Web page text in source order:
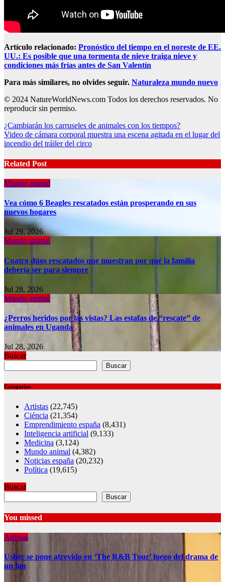
Artículo relacionado: Pronóstico del tiempo en el noreste de EE.
UU.: Es posible que una tormenta de nieve traiga nieve y
condiciones más frías antes de San Valentín
Para más similares, no olvides seguir. Naturaleza mundo nuevo
© 2024 NatureWorldNews.com Todos los derechos reservados. No
reproducir sin permiso.
Post
navigation
¿Cambiarán los carruseles de animales con los tiempos?
Video de cámara corporal muestra una escena agitada en el lugar del
incendio del tráiler del circo
Related Post
Mundo animal
Vea cómo 6 Beagles rescatados están prosperando en sus
nuevos hogares
Jul 29, 2026
Mundo animal
Cuatro dúos rescatados que muestran por qué la familia
debería ser para siempre
Jul 28, 2026
Mundo animal
¿Perros heridos por las vistas? Las estafas de “rescate” de
animales en Uganda
Jul 28, 2026
Buscar
Buscar
Categorías
Artistas (22,745)
Ciéncia (21,354)
Emprendimiento españa (8,431)
Inteligencia artificial (9,133)
Medicina (3,124)
Mundo animal (4,382)
Noticias españa (20,232)
Política (19,615)
Buscar
Buscar
You missed
Artistas
Usher se pone atrevido en ‘The R&B Tour’ luego del drama de
un fan